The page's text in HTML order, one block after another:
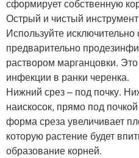
сформирует собственную
Острый и чистый
Используйте
предварительно
раствором марганцовки.
инфекции в ранки черенка.
Нижний срез – под почку.
наискосок, прямо под
форма среза увеличивает
которую растение будет
образование корней.